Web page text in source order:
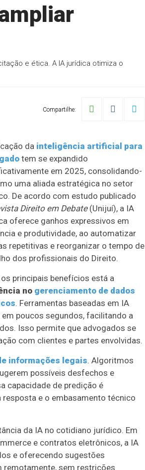
e ética. A IA jurídica otimiza o
Compartilhe:
da inteligência artificial para
tem se expandido
em 2025, consolidando-
uma aliada estratégica no setor
De acordo com estudo publicado
Direito em Debate(Unijuí), a IA
oferece ganhos expressivos em
e produtividade, ao automatizar
repetitivas e reorganizar o tempo de
dos profissionais do Direito.
os principais benefícios está a
no gerenciamento de dados
. Ferramentas baseadas em IA
poucos segundos, facilitando a
Isso permite que advogados se
com clientes e partes envolvidas.
informações legais. Algoritmos
possíveis desfechos e
capacidade de predição é
resposta e o embasamento técnico
da IA no cotidiano jurídico. Em
e contratos eletrônicos, a IA
e oferecendo sugestões
remotamente, sem restrições